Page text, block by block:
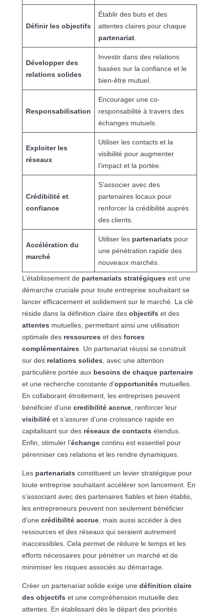
Définir les objectifs
Établir des buts et des
attentes claires pour chaque
partenariat.
Développer des
relations solides
Investir dans des relations
basées sur la confiance et le
bien-être mutuel.
Responsabilisation
Encourager une co-
responsabilité à travers des
échanges mutuels.
Exploiter les
réseaux
Utiliser les contacts et la
visibilité pour augmenter
l’impact et la portée.
Crédibilité et
confiance
S’associer avec des
partenaires locaux pour
renforcer la crédibilité auprès
des clients.
Accélération du
marché
Utiliser les partenariats pour
une pénétration rapide des
nouveaux marchés.
L’établissement de partenariats stratégiques est une
démarche cruciale pour toute entreprise souhaitant se
lancer efficacement et solidement sur le marché. La clé
réside dans la définition claire des objectifs et des
attentes mutuelles, permettant ainsi une utilisation
optimale des ressources et des forces
complémentaires. Un partenariat réussi se construit
sur des relations solides, avec une attention
particulière portée aux besoins de chaque partenaire
et une recherche constante d’opportunités mutuelles.
En collaborant étroitement, les entreprises peuvent
bénéficier d’une credibilité accrue, renforcer leur
visibilitéet s’assurer d’une croissance rapide en
capitalisant sur des réseaux de contacts étendus.
Enfin, stimuler l’échangecontinu est essentiel pour
pérenniser ces relations et les rendre dynamiques.
Les partenariats constituent un levier stratégique pour
toute entreprise souhaitant accélérer son lancement. En
s’associant avec des partenaires fiables et bien établis,
les entrepreneurs peuvent non seulement bénéficier
d’une crédibilité accrue, mais aussi accéder à des
ressources et des réseaux qui seraient autrement
inaccessibles. Cela permet de réduire le temps et les
efforts nécessaires pour pénétrer un marché et de
minimiser les risques associés au démarrage.
Créer un partenariat solide exige une définition claire
des objectifs et une compréhension mutuelle des
attentes. En établissant dès le départ des priorités